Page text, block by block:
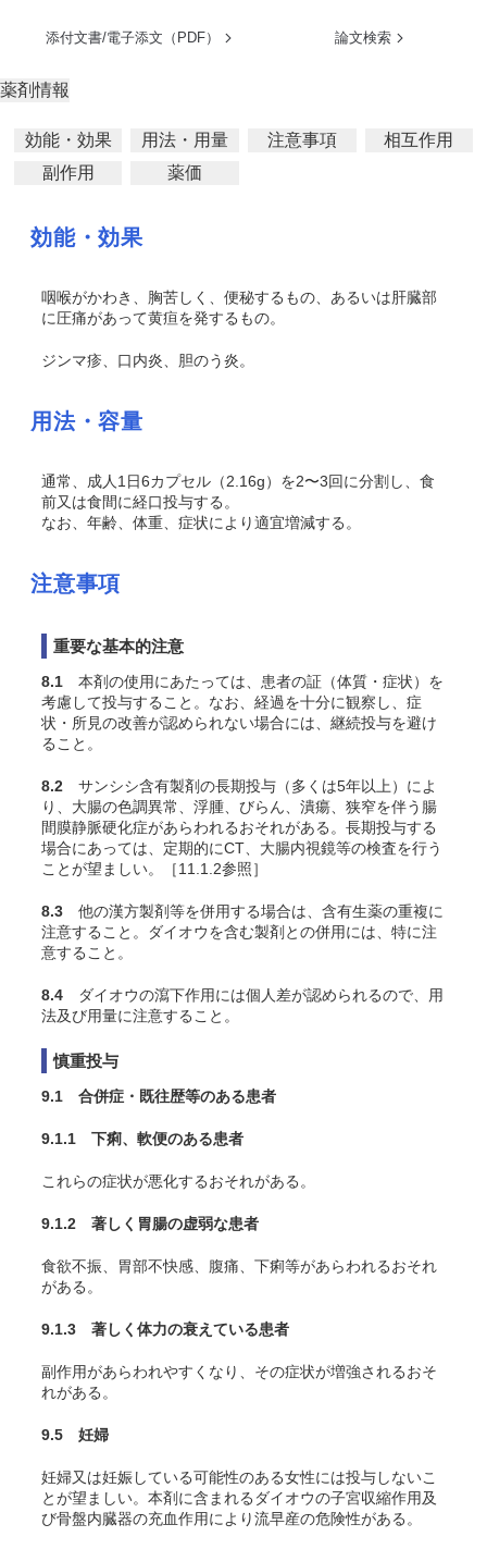
添付文書/電子添文（PDF） 論文検索
薬剤情報
効能・効果 用法・用量 注意事項
相互作用
副作用
薬価
効能・効果
咽喉がかわき、胸苦しく、便秘するもの、あるいは肝臓部
に圧痛があって黄疸を発するもの。
ジンマ疹、口内炎、胆のう炎。
用法・容量
通常、成人1日6カプセル（2.16g）を2〜3回に分割し、食
前又は食間に経口投与する。
なお、年齢、体重、症状により適宜増減する。
注意事項
重要な基本的注意
8.1 本剤の使用にあたっては、患者の証（体質・症状）を
考慮して投与すること。なお、経過を十分に観察し、症
状・所見の改善が認められない場合には、継続投与を避け
ること。
8.2 サンシシ含有製剤の長期投与（多くは5年以上）によ
り、大腸の色調異常、浮腫、びらん、潰瘍、狭窄を伴う腸
間膜静脈硬化症があらわれるおそれがある。長期投与する
場合にあっては、定期的にCT、大腸内視鏡等の検査を行う
ことが望ましい。［11.1.2参照］
8.3 他の漢方製剤等を併用する場合は、含有生薬の重複に
注意すること。ダイオウを含む製剤との併用には、特に注
意すること。
8.4 ダイオウの瀉下作用には個人差が認められるので、用
法及び用量に注意すること。
慎重投与
9.1 合併症・既往歴等のある患者
9.1.1 下痢、軟便のある患者
これらの症状が悪化するおそれがある。
9.1.2 著しく胃腸の虚弱な患者
食欲不振、胃部不快感、腹痛、下痢等があらわれるおそれ
がある。
9.1.3 著しく体力の衰えている患者
副作用があらわれやすくなり、その症状が増強されるおそ
れがある。
9.5 妊婦
妊婦又は妊娠している可能性のある女性には投与しないこ
とが望ましい。本剤に含まれるダイオウの子宮収縮作用及
び骨盤内臓器の充血作用により流早産の危険性がある。